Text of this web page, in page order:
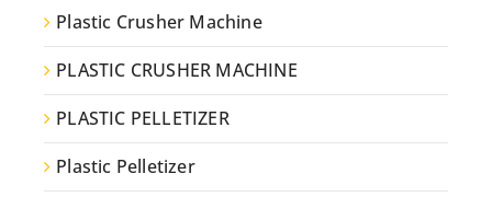
Plastic Crusher Machine
PLASTIC CRUSHER MACHINE
PLASTIC PELLETIZER
Plastic Pelletizer